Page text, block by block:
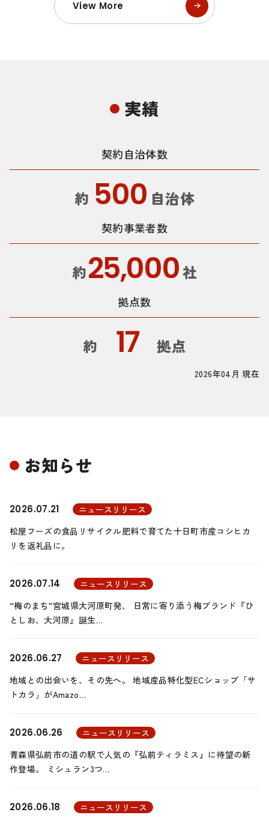
View More
実績
契約自治体数
約 500 自治体
契約事業者数
約25,000社
拠点数
約 17 拠点
2026年04月 現在
お知らせ
2026.07.21
ニュースリリース
松屋フーズの食品リサイクル肥料で育てた十日町市産コシヒカ
リを返礼品に。
2026.07.14
ニュースリリース
“梅のまち”宮城県大河原町発、 日常に寄り添う梅ブランド『ひ
としお、大河原』誕生…
2026.06.27
ニュースリリース
地域との出会いを、その先へ。 地域産品特化型ECショップ「サ
トカラ」がAmazo…
2026.06.26
ニュースリリース
青森県弘前市の道の駅で人気の『弘前ティラミス』に待望の新
作登場。 ミシュラン3つ…
2026.06.18
ニュースリリース